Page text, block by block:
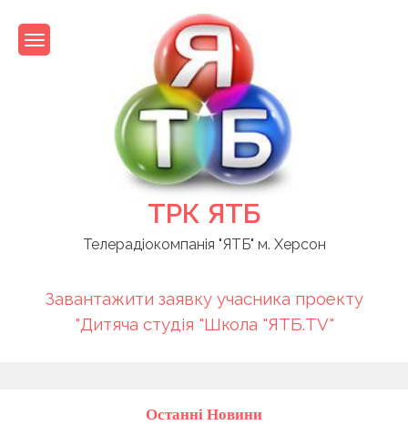
content
ТРК ЯТБ
Телерадіокомпанія "ЯТБ" м. Херсон
Завантажити заявку учасника проекту
"Дитяча студія "Школа "ЯТБ.TV"
Останні Новини